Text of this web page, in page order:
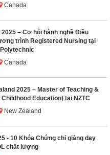
Canada
2025 – Cơ hội hành nghề Điều
trình Registered Nursing tại
Canada
2025 – Master of Teaching &
Education) tại NZTC
New Zealand
- 10 Khóa Chứng chỉ giảng dạy
chất lượng